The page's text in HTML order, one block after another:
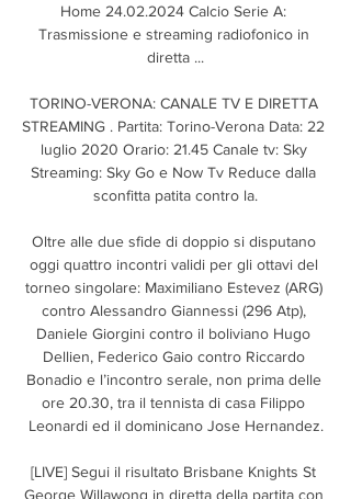
Home 24.02.2024 Calcio Serie A:
Trasmissione e streaming radiofonico in
diretta ...
TORINO-VERONA: CANALE TV E DIRETTA
STREAMING . Partita: Torino-Verona Data: 22
luglio 2020 Orario: 21.45 Canale tv: Sky
Streaming: Sky Go e Now Tv Reduce dalla
sconfitta patita contro la.
Oltre alle due sfide di doppio si disputano
oggi quattro incontri validi per gli ottavi del
torneo singolare: Maximiliano Estevez (ARG)
contro Alessandro Giannessi (296 Atp),
Daniele Giorgini contro il boliviano Hugo
Dellien, Federico Gaio contro Riccardo
Bonadio e l’incontro serale, non prima delle
ore 20.30, tra il tennista di casa Filippo
Leonardi ed il dominicano Jose Hernandez.
[LIVE] Segui il risultato Brisbane Knights St
George Willawong in diretta della partita con